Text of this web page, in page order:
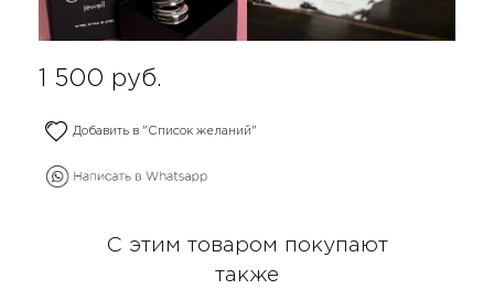
1 500 руб.
Добавить в "Список желаний"
С этим товаром покупают
также